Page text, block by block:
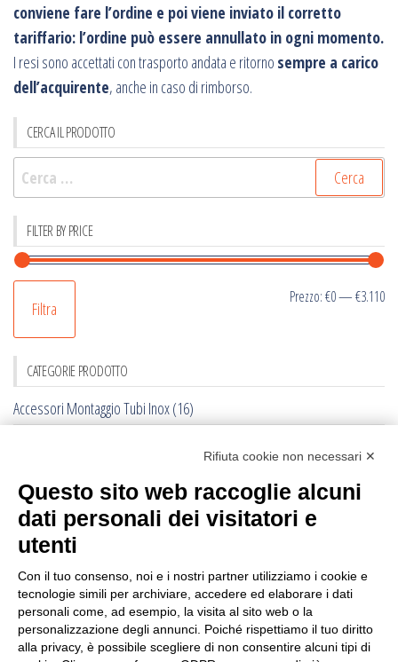
conviene fare l’ordine e poi viene inviato il corretto
tariffario: l’ordine può essere annullato in ogni momento.
I resi sono accettati con trasporto andata e ritorno sempre a carico
dell’acquirente, anche in caso di rimborso.
CERCA IL PRODOTTO
Ricerca
per:
FILTER BY PRICE
Filtra
Prezzo:€0—€3.110
CATEGORIE PRODOTTO
Accessori Montaggio Tubi Inox(16)
Lavagnette per Stalle (1)
Legami per Vacche
Morsetti(61)
Palle antistress(6)
Ricambi Nastri Asportaletame (2)
Rifiuta cookie non necessari ✕
Questo sito web raccoglie alcuni
dati personali dei visitatori e
utenti
Con il tuo consenso, noi e i nostri partner utilizziamo i cookie e
tecnologie simili per archiviare, accedere ed elaborare i dati
personali come, ad esempio, la visita al sito web o la
personalizzazione degli annunci. Poiché rispettiamo il tuo diritto
alla privacy, è possibile scegliere di non consentire alcuni tipi di